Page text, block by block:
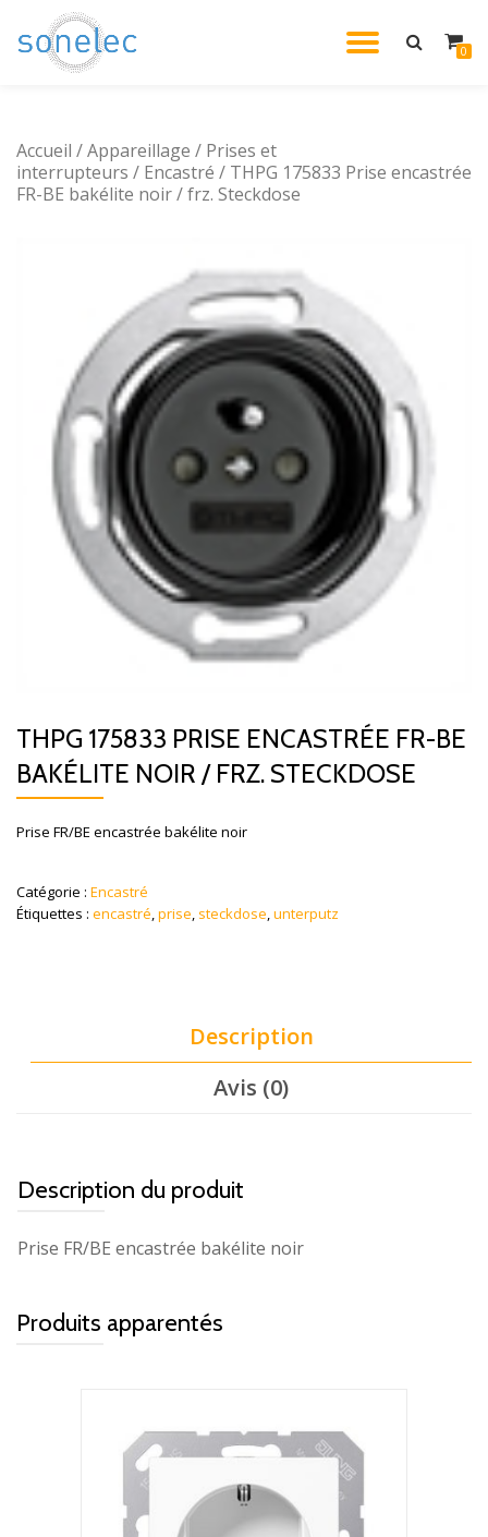
Aller
0
Accueil /Appareillage / Prises et
interrupteurs / Encastré / THPG 175833 Prise encastrée
FR-BE bakélite noir / frz. Steckdose
THPG 175833 PRISE ENCASTRÉE FR-BE
BAKÉLITE NOIR / FRZ. STECKDOSE
Prise FR/BE encastrée bakélite noir
Catégorie : Encastré
Étiquettes : encastré,prise, steckdose,unterputz
Description
Avis (0)
Description du produit
Prise FR/BE encastrée bakélite noir
Produits apparentés